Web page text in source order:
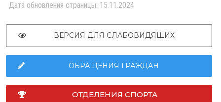
Дата обновления страницы: 15.11.2024
ВЕРСИЯ ДЛЯ СЛАБОВИДЯЩИХ
ОБРАЩЕНИЯ ГРАЖДАН
ОТДЕЛЕНИЯ СПОРТА